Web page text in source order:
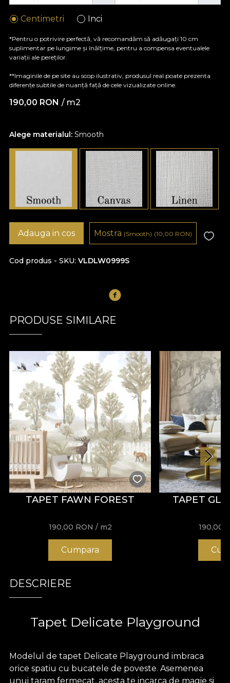
Alege materialul: Smooth
Centimetri Inci
*Pentru o potrivire perfectă, vă recomandăm să adăugați 10 cm
suplimentar pe lungime și înălțime, pentru a compensa eventualele
variații ale pereților.
**Imaginile de pe site au scop ilustrativ, produsul real poate prezenta
diferențe subtile de nuanță față de cele vizualizate online.
190,00 RON / m2
Cod produs - SKU VLDLW0999S
Adauga in cos Mostra (Smooth) (10,00 RON)
PRODUSE SIMILARE
TAPET FAWN FOREST
190,00 RON / m2
Cumpara
TAPET
190,00
DESCRIERE
Tapet Delicate Playground
Modelul de tapet Delicate Playground imbraca
orice spatiu cu bucatele de poveste. Asemenea
unui taram fermecat, acesta te incarca de magie si